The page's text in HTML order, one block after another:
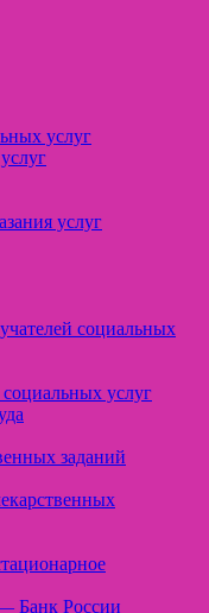
услуг
услуг
социальных
услуг
заданий
Банк России